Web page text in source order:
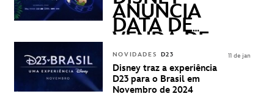
ANUNCIA
DATA DE
VENDA DE
INGRESSOS
PARA A D23
BRASIL -
UMA
NOVIDADES D23
Disney traz a experiência
D23 para o Brasil em
Novembro de 2024
11 de jan